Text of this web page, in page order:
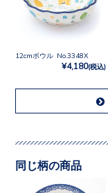
12cmボウル No.3348X
¥4,180(税込)
同じ柄の商品